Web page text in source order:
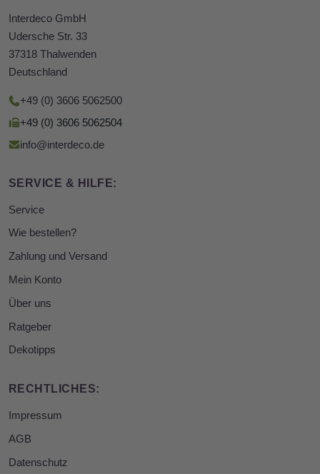
Interdeco GmbH
Udersche Str. 33
37318 Thalwenden
Deutschland
+49 (0) 3606 5062500
+49 (0) 3606 5062504
info@interdeco.de
SERVICE & HILFE:
Service
Wie bestellen?
Zahlung und Versand
Mein Konto
Über uns
Ratgeber
Dekotipps
RECHTLICHES:
Impressum
AGB
Datenschutz